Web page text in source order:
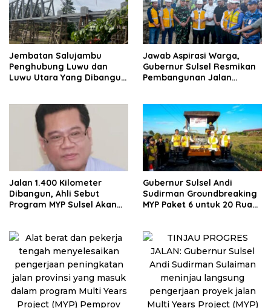
Jembatan Salujambu
Penghubung Luwu dan
Luwu Utara Yang Dibangun
Jawab Aspirasi Warga,
Gubernur Sulsel Resmikan
Pembangunan Jalan
Jalan 1.400 Kilometer
Dibangun, Ahli Sebut
Program MYP Sulsel Akan
Gubernur Sulsel Andi
Sudirman Groundbreaking
MYP Paket 6 untuk 20 Ruas